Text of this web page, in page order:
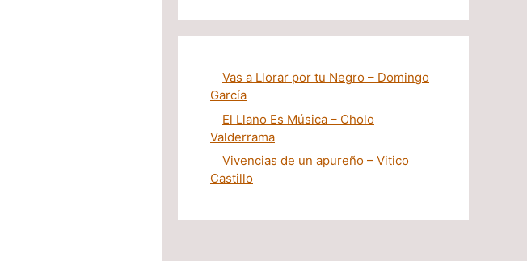
Vas a Llorar por tu Negro – Domingo
García
El Llano Es Música – Cholo
Valderrama
Vivencias de un apureño – Vitico
Castillo